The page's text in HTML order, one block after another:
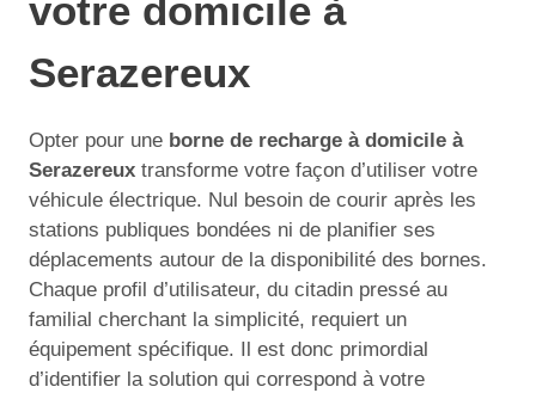
votre domicile à
Serazereux
Opter pour une borne de recharge à domicile à
Serazereux transforme votre façon d’utiliser votre
véhicule électrique. Nul besoin de courir après les
stations publiques bondées ni de planifier ses
déplacements autour de la disponibilité des bornes.
Chaque profil d’utilisateur, du citadin pressé au
familial cherchant la simplicité, requiert un
équipement spécifique. Il est donc primordial
d’identifier la solution qui correspond à votre